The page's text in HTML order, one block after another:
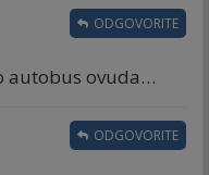
autobus ovuda…
ODGOVORITE
ODGOVORITE